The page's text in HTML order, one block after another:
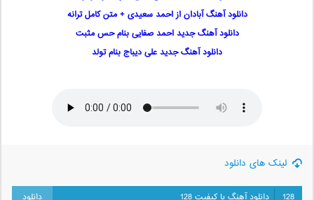
دانلود آهنگ آبادان از احمد سعیدی + متن کامل ترانه
دانلود آهنگ جدید احمد صفایی بنام حس مثبت
دانلود آهنگ جدید علی دیباج بنام تولد
لینک های دانلود